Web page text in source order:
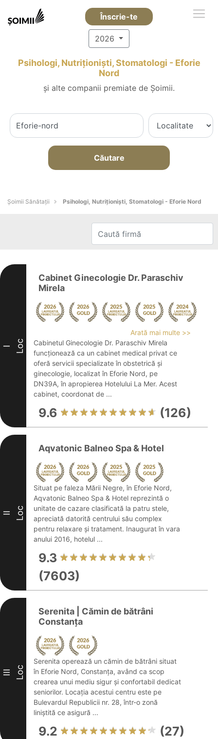
Înscrie-te
2026
Psihologi, Nutriționiști, Stomatologi - Eforie
Nord
și alte companii premiate de Șoimii.
Căutare
Şoimii Sănătații Psihologi, Nutriționiști, Stomatologi - Eforie Nord
I Loc
Cabinet Ginecologie Dr. Paraschiv
Mirela
Arată mai multe >>
Cabinetul Ginecologie Dr. Paraschiv Mirela
funcționează ca un cabinet medical privat ce
oferă servicii specializate în obstetrică și
ginecologie, localizat în Eforie Nord, pe
DN39A, în apropierea Hotelului La Mer. Acest
cabinet, coordonat de ...
9.6 (126)
II Loc
Aqvatonic Balneo Spa & Hotel
Situat pe faleza Mării Negre, în Eforie Nord,
Aqvatonic Balneo Spa & Hotel reprezintă o
unitate de cazare clasificată la patru stele,
apreciată datorită centrului său complex
pentru relaxare și tratament. Inaugurat în vara
anului 2016, hotelul ...
9.3
(7603)
III Loc
Serenita | Cămin de bătrâni
Constanța
Serenita operează un cămin de bătrâni situat
în Eforie Nord, Constanța, având ca scop
crearea unui mediu sigur și confortabil dedicat
seniorilor. Locația acestui centru este pe
Bulevardul Republicii nr. 28, într-o zonă
liniștită ce asigură ...
9.2 (27)